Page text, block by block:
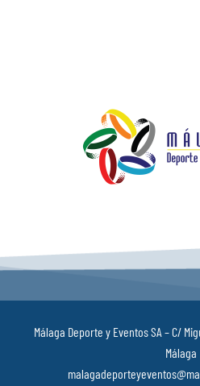
Málaga Deporte y Eventos SA – C/
Málaga